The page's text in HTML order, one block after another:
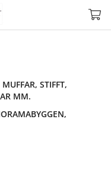
STIFFT,
MM.